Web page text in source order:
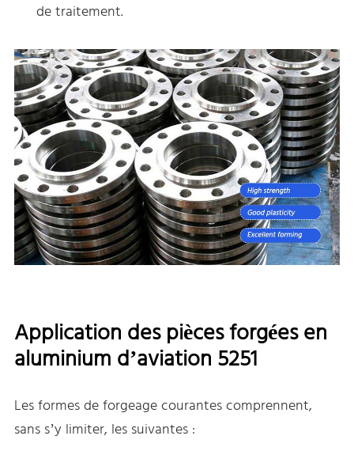
de traitement.
Application des pièces forgées en
aluminium d’aviation 5251
Les formes de forgeage courantes comprennent,
sans s’y limiter, les suivantes :